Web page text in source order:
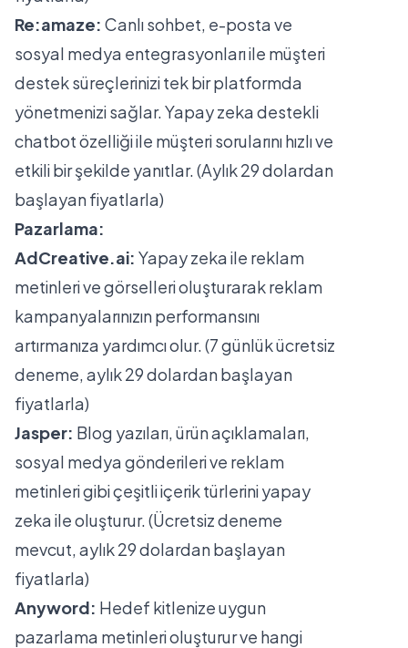
Re:amaze: Canlı sohbet, e-posta ve
sosyal medya entegrasyonları ile müşteri
destek süreçlerinizi tek bir platformda
yönetmenizi sağlar. Yapay zeka destekli
chatbot özelliği ile müşteri sorularını hızlı ve
etkili bir şekilde yanıtlar. (Aylık 29 dolardan
başlayan fiyatlarla)
Pazarlama:
AdCreative.ai: Yapay zeka ile reklam
metinleri ve görselleri oluşturarak reklam
kampanyalarınızın performansını
artırmanıza yardımcı olur. (7 günlük ücretsiz
deneme, aylık 29 dolardan başlayan
fiyatlarla)
Jasper: Blog yazıları, ürün açıklamaları,
sosyal medya gönderileri ve reklam
metinleri gibi çeşitli içerik türlerini yapay
zeka ile oluşturur. (Ücretsiz deneme
mevcut, aylık 29 dolardan başlayan
fiyatlarla)
Anyword: Hedef kitlenize uygun
pazarlama metinleri oluşturur ve hangi